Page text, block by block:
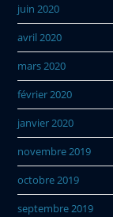
juin 2020
avril 2020
mars 2020
février 2020
janvier 2020
novembre 2019
octobre 2019
septembre 2019